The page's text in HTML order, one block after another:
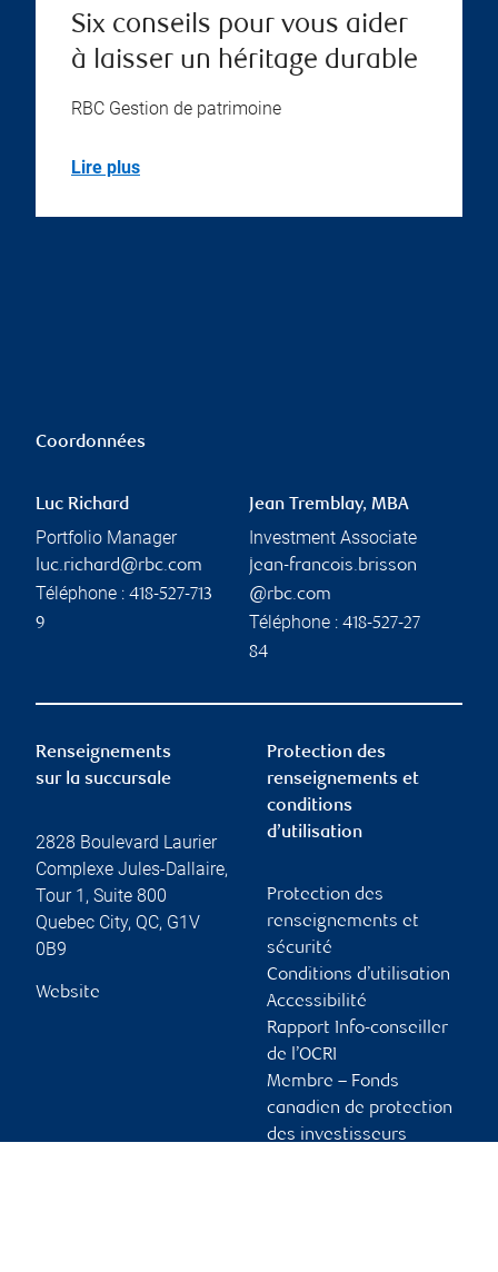
Six conseils pour vous aider
à laisser un héritage durable
RBC Gestion de patrimoine
Lire plus
Coordonnées
Luc Richard
Portfolio Manager
luc.richard@rbc.com
Téléphone : 418-527-713
9
Jean Tremblay, MBA
Investment Associate
jean-francois.brisson
@rbc.com
Téléphone : 418-527-27
84
Renseignements
sur la succursale
2828 Boulevard Laurier
Complexe Jules-Dallaire,
Tour 1, Suite 800
Quebec City, QC, G1V
0B9
Website
Protection des
renseignements et
conditions
d’utilisation
Protection des
renseignements et
sécurité
Conditions d’utilisation
Accessibilité
Rapport Info-conseiller
de l’OCRI
Membre – Fonds
canadien de protection
des investisseurs